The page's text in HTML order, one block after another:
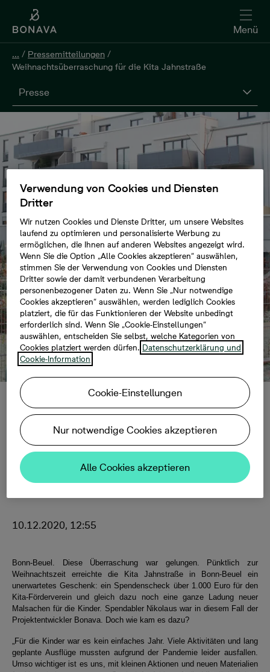
Menü
... / Pressemitteilungen /
Weihnachtsüberraschung für die Kita Jahnstraße
Presse
Weihnachtsüberrasc
hung für die Kita
Jahnstraße
10.12.2020, 12:55
Bonn-Beuel . Diese Überraschung war gelungen. Pünktlich zur
Weihnachtszeit erreichte die Kita Jahnstraße in Bonn-Beuel ein
unerwartetes Geschenk: ein Spendenscheck über 1.000 Euro für den
Kita-Förderverein und gleich dazu noch eine ganze Ladung neuer
Malsachen für die Kinder. Spendabler Nikolaus war in diesem Fall der
Projektentwickler Bonava. Doch wie kam es dazu?
„Für die Kinder war es kein einfaches Jahr. Viele Aktivitäten und lang
geplante Ausflüge mussten aufgrund der Pandemie leider ausfallen.
Umso wichtiger ist es uns, mit kleinen Aktionen und neuen Materialien
Verwendung von Cookies und Diensten
Dritter
Wir nutzen Cookies und Dienste Dritter, um unsere Websites
laufend zu optimieren und personalisierte Werbung zu
ermöglichen, die Ihnen auf anderen Websites angezeigt wird.
Wenn Sie die Option „Alle Cookies akzeptieren“ auswählen,
stimmen Sie der Verwendung von Cookies und Diensten
Dritter sowie der damit verbundenen Verarbeitung
personenbezogener Daten zu. Wenn Sie „Nur notwendige
Cookies akzeptieren“ auswählen, werden lediglich Cookies
platziert, die für das Funktionieren der Website unbedingt
erforderlich sind. Wenn Sie „Cookie-Einstellungen“
auswählen, entscheiden Sie selbst, welche Kategorien von
Cookies platziert werden dürfen. Datenschutzerklärung und
Cookie-Information
Cookie-Einstellungen
Nur notwendige Cookies akzeptieren
Alle Cookies akzeptieren